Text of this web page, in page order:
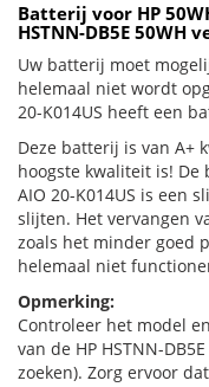
Batterij voor HP
HSTNN-DB5E 50WH
Uw batterij moet
helemaal niet wordt
20-K014US heeft een
Deze batterij is van A+
hoogste kwaliteit is! De
AIO 20-K014US is een
slijten. Het vervangen
zoals het minder goed
helemaal niet
Opmerking:
Controleer het model
van de HP HSTNN-
zoeken). Zorg ervoor